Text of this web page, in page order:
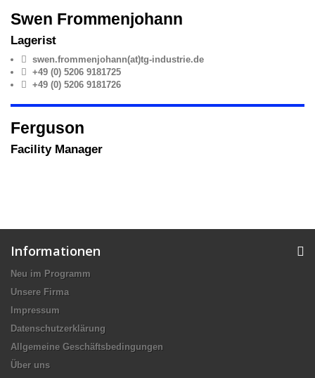
Swen Frommenjohann
Lagerist
swen.frommenjohann(at)tg-industrie.de
+49 (0) 5206 9181725
+49 (0) 5206 9181726
Ferguson
Facility Manager
Informationen
Neu im Programm
Unsere Firma
Impressum
Datenschutzerklärung
Allgemeine Geschäftsbedingungen
Über uns